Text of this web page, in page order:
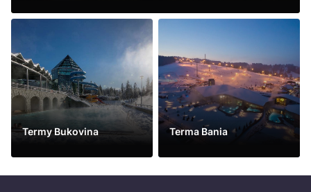
Vidět víc
Termy Bukovina
Vidět víc
Terma Bania
Vidět víc